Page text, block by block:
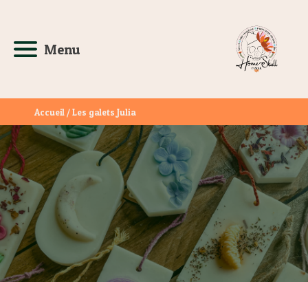
Menu
Accueil / Les galets Julia